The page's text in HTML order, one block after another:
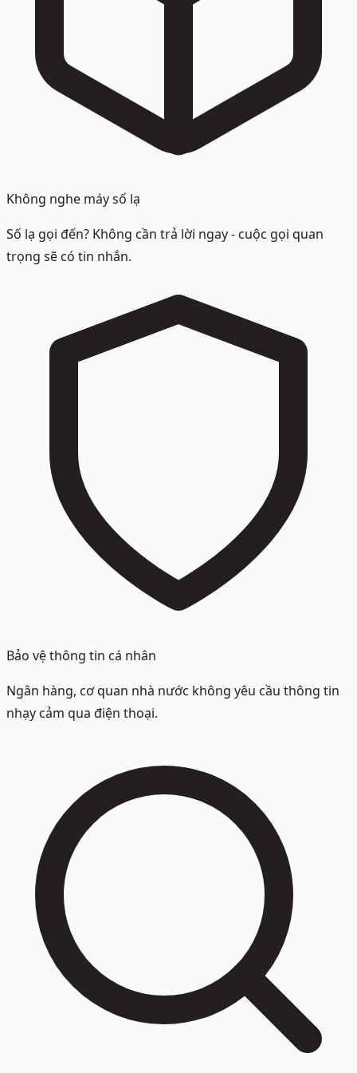
Không nghe máy số lạ
Số lạ gọi đến? Không cần trả lời ngay - cuộc gọi quan
trọng sẽ có tin nhắn.
Bảo vệ thông tin cá nhân
Ngân hàng, cơ quan nhà nước không yêu cầu thông tin
nhạy cảm qua điện thoại.